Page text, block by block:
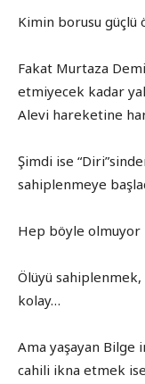
Kimin borusu güçlü
Fakat Murtaza
etmiyecek kadar
Alevi hareketine
Şimdi ise
sahiplenmeye
Hep böyle olmuyor
Ölüyü
kolay…
Ama yaşayan Bilge
cahili ikna etmek